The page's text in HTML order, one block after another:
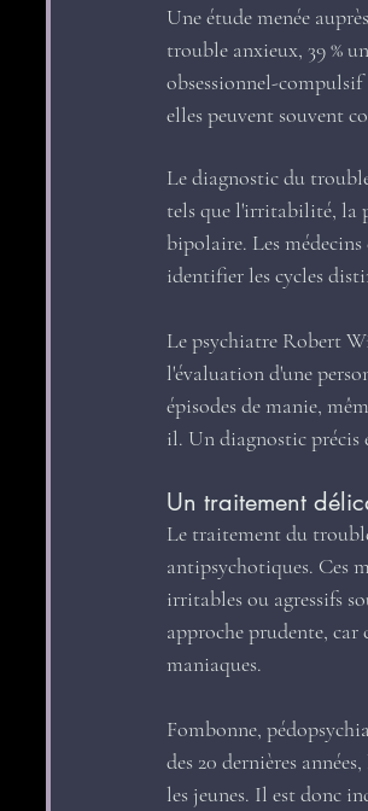
Une étude menée
trouble anxieux, 39 %
obsessionnel-compulsif
elles peuvent souvent
Le diagnostic du
tels que l'irritabilité, la
bipolaire. Les
identifier les cycles
Le psychiatre Robert
l'évaluation d'une
épisodes de manie,
il. Un diagnostic précis
Un traitement
Le traitement du
antipsychotiques. Ces
irritables ou agressifs
approche prudente, car
maniaques.
Fombonne,
des 20 dernières
les jeunes. Il est donc